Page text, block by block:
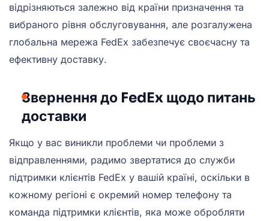
відрізняються залежно від країни призначення та
вибраного рівня обслуговування, але розгалужена
глобальна мережа FedEx забезпечує своєчасну та
ефективну доставку.
Звернення до FedEx щодо питань
доставки
Якщо у вас виникли проблеми чи проблеми з
відправленнями, радимо звертатися до служби
підтримки клієнтів FedEx у вашій країні, оскільки в
кожному регіоні є окремий номер телефону та
команда підтримки клієнтів, яка може обробляти